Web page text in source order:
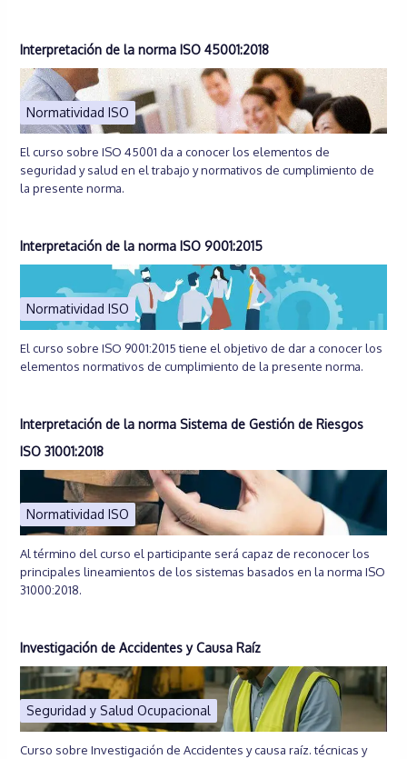
Interpretación de la norma ISO 45001:2018
Normatividad ISO
El curso sobre ISO 45001 da a conocer los elementos de
seguridad y salud en el trabajo y normativos de cumplimiento de
la presente norma.
Interpretación de la norma ISO 9001:2015
Normatividad ISO
El curso sobre ISO 9001:2015 tiene el objetivo de dar a conocer los
elementos normativos de cumplimiento de la presente norma.
Interpretación de la norma Sistema de Gestión de Riesgos
ISO 31001:2018
Normatividad ISO
Al término del curso el participante será capaz de reconocer los
principales lineamientos de los sistemas basados en la norma ISO
31000:2018.
Investigación de Accidentes y Causa Raíz
Seguridad y Salud Ocupacional
Curso sobre Investigación de Accidentes y causa raíz. técnicas y